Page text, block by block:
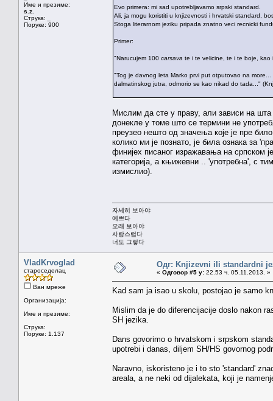
Име и презиме:
s.z.
Струка:
Поруке: 900
Evo primera: mi sad upotrebljavamo srpski standard.
Ali, ja mogu koristiti u knjizevnosti i hrvatski standard,
Stoga literarnom jeziku pripada znatno veci recnicki
Primer:
"Narucujem 100 carsava te i te velicine, te i te boje,
"Tog je davnog leta Marko prvi put otputovao na
dalmatinskog jutra, odmorio se kao nikad do tada..."
Мислим да сте у праву, али зависи на шта
донекле у томе што се термини не
преузео нешто од значења које је пре
колико ми је познато, је била ознака за
финијех писаног изражавања на српском
категорија, а књижевни .. 'употребна', с
измислио).
자세히 보아야
예쁘다
오래 보아야
사랑스럽다
너도 그렇다
VladKrvoglad
староседелац
Ван мреже
Организација:
Име и презиме:
Струка:
Поруке: 1.137
Одг: Knjizevni ili standardni
« Одговор #5 у: 22.53 ч. 05.11.2013. »
Kad sam ja isao u skolu, postojao je samo
Mislim da je do diferencijacije doslo nakon
SH jezika.
Dans govorimo o hrvatskom i srpskom
upotrebi i danas, diljem SH/HS govornog
Naravno, iskoristeno je i to sto 'standard'
areala, a ne neki od dijalekata, koji je